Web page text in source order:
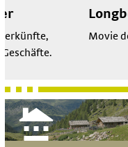
Geschäfte.
Movie